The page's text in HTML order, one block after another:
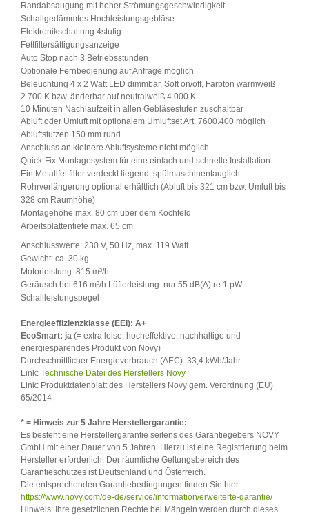
Randabsaugung mit hoher Strömungsgeschwindigkeit
Schallgedämmtes Hochleistungsgebläse
Elektronikschaltung 4stufig
Fettfiltersättigungsanzeige
Auto Stop nach 3 Betriebsstunden
Optionale Fernbedienung auf Anfrage möglich
Beleuchtung 4 x 2 Watt LED dimmbar, Soft on/off, Farbton warmweiß
2.700 K bzw. änderbar auf neutralweiß 4.000 K
10 Minuten Nachlaufzeit in allen Gebläsestufen zuschaltbar
Abluft oder Umluft mit optionalem Umluftset Art. 7600.400 möglich
Abluftstutzen 150 mm rund
Anschluss an kleinere Abluftsysteme nicht möglich
Quick-Fix Montagesystem für eine einfach und schnelle Installation
Ein Metallfettfilter verdeckt liegend, spülmaschinentauglich
Rohrverlängerung optional erhältlich (Abluft bis 321 cm bzw. Umluft bis
328 cm Raumhöhe)
Montagehöhe max. 80 cm über dem Kochfeld
Arbeitsplattentiefe max. 65 cm
Anschlusswerte: 230 V, 50 Hz, max. 119 Watt
Gewicht: ca. 30 kg
Motorleistung: 815 m³/h
Geräusch bei 616 m³/h Lüfterleistung: nur 55 dB(A) re 1 pW
Schallleistungspegel
Energieeffizienzklasse (EEI): A+
EcoSmart: ja (= extra leise, hocheffektive, nachhaltige und
energiesparendes Produkt von Novy)
Durchschnittlicher Energieverbrauch (AEC): 33,4 kWh/Jahr
Link: Technische Datei des Herstellers Novy
Link: Produktdatenblatt des Herstellers Novy gem. Verordnung (EU)
65/2014
* = Hinweis zur 5 Jahre Herstellergarantie:
Es besteht eine Herstellergarantie seitens des Garantiegebers NOVY
GmbH mit einer Dauer von 5 Jahren. Hierzu ist eine Registrierung beim
Hersteller erforderlich. Der räumliche Geltungsbereich des
Garantieschutzes ist Deutschland und Österreich.
Die entsprechenden Garantiebedingungen finden Sie hier:
https://www.novy.com/de-de/service/information/erweiterte-garantie/
Hinweis: Ihre gesetzlichen Rechte bei Mängeln werden durch dieses